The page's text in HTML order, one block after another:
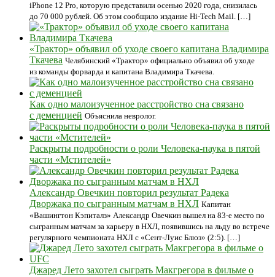
iPhone 12 Pro, которую представили осенью 2020 года, снизилась
до 70 000 рублей. Об этом сообщило издание Hi-Tech Mail. […]
«Трактор» объявил об уходе своего капитана Владимира
Ткачева Челябинский «Трактор» официально объявил об уходе
из команды форварда и капитана Владимира Ткачева.
Как одно малоизученное расстройство сна связано
с деменцией Объяснила невролог.
Раскрыты подробности о роли Человека-паука в пятой
части «Мстителей»
Александр Овечкин повторил результат Радека
Дворжака по сыгранным матчам в НХЛ Капитан
«Вашингтон Кэпиталз» Александр Овечкин вышел на 83-е место по
сыгранным матчам за карьеру в НХЛ, появившись на льду во встрече
регулярного чемпионата НХЛ с «Сент-Луис Блюз» (2:5). […]
Джаред Лето захотел сыграть Макгрегора в фильме о